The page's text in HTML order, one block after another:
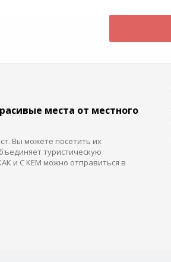
места от местного
Вы можете посетить их
туристическую
и С КЕМ можно отправиться в